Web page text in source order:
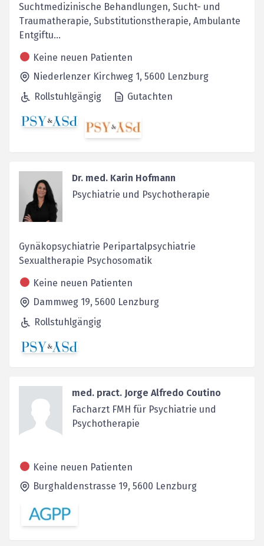
Suchtmedizinische Behandlungen, Sucht- und
Traumatherapie, Substitutionstherapie, Ambulante
Entgiftu...
Keine neuen Patienten
Niederlenzer Kirchweg 1, 5600 Lenzburg
Rollstuhlgängig
Gutachten
Dr. med. Karin Hofmann
Psychiatrie und Psychotherapie
Gynäkopsychiatrie Peripartalpsychiatrie
Sexualtherapie Psychosomatik
Keine neuen Patienten
Dammweg 19, 5600 Lenzburg
Rollstuhlgängig
med. pract. Jorge Alfredo Coutino
Facharzt FMH für Psychiatrie und
Psychotherapie
Keine neuen Patienten
Burghaldenstrasse 19, 5600 Lenzburg